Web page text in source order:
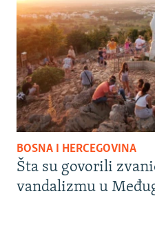
BOSNA I HERCEGOVINA
Šta su govorili
vandalizmu u